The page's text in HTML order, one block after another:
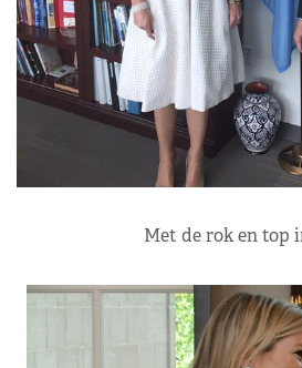
Met de rok en top